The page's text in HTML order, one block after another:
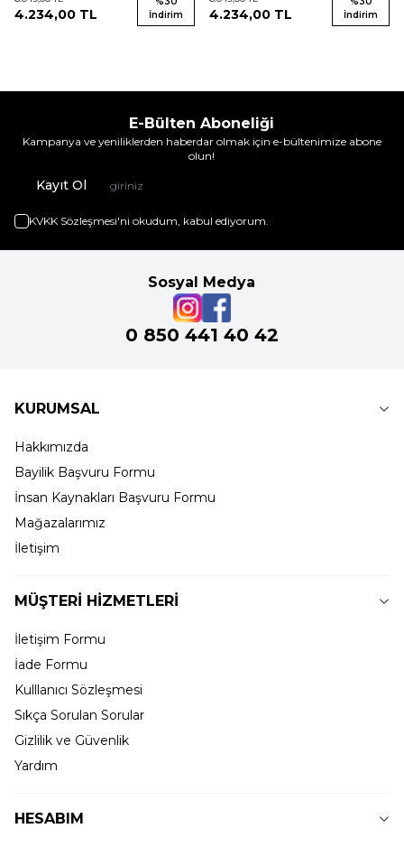
4.234,00 TL
İndirim
4.234,00 TL
İndirim
E-Bülten Aboneliği
Kampanya ve yeniliklerden haberdar olmak için e-bültenimize abone
olun!
Kayıt Ol
KVKK Sözleşmesi'ni okudum, kabul ediyorum.
Sosyal Medya
0 850 441 40 42
KURUMSAL
Hakkımızda
Bayilik Başvuru Formu
İnsan Kaynakları Başvuru Formu
Mağazalarımız
İletişim
MÜŞTERİ HİZMETLERİ
İletişim Formu
İade Formu
Kulllanıcı Sözleşmesi
Sıkça Sorulan Sorular
Gizlilik ve Güvenlik
Yardım
HESABIM